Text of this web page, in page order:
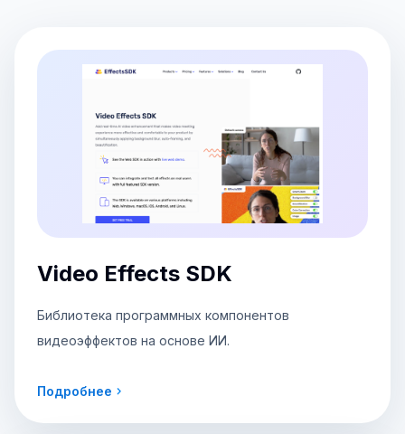
Video Effects SDK
Библиотека программных компонентов
видеоэффектов на основе ИИ.
Подробнее